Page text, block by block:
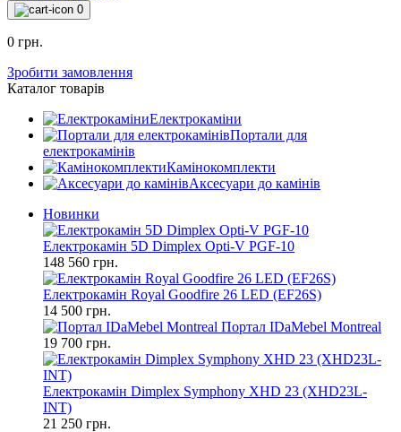
0
0 грн.
Зробити замовлення
Каталог товарів
Електрокаміни
Портали для
електрокамінів
Камінокомплекти
Аксесуари до камінів
Новинки
Електрокамін 5D Dimplex Opti-V PGF-10
148 560 грн.
Електрокамін Royal Goodfire 26 LED (EF26S)
14 500 грн.
Портал IDaMebel Montreal
19 700 грн.
Електрокамін Dimplex Symphony XHD 23 (XHD23L-
INT)
21 250 грн.